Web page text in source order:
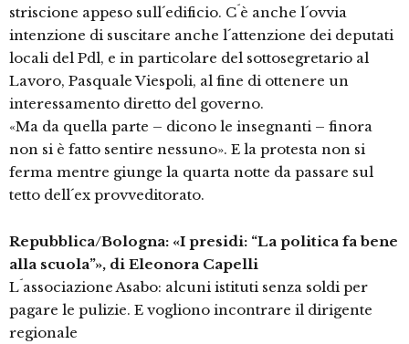
striscione appeso sull´edificio. C´è anche l´ovvia
intenzione di suscitare anche l´attenzione dei deputati
locali del Pdl, e in particolare del sottosegretario al
Lavoro, Pasquale Viespoli, al fine di ottenere un
interessamento diretto del governo.
«Ma da quella parte – dicono le insegnanti – finora
non si è fatto sentire nessuno». E la protesta non si
ferma mentre giunge la quarta notte da passare sul
tetto dell´ex provveditorato.
Repubblica/Bologna: «I presidi: “La politica fa bene
alla scuola”», di Eleonora Capelli
L´associazione Asabo: alcuni istituti senza soldi per
pagare le pulizie. E vogliono incontrare il dirigente
regionale